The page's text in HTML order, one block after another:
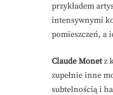
przykładem
intensywnymi
pomieszczeń, a
Claude Monetz
zupełnie inne
subtelnością i